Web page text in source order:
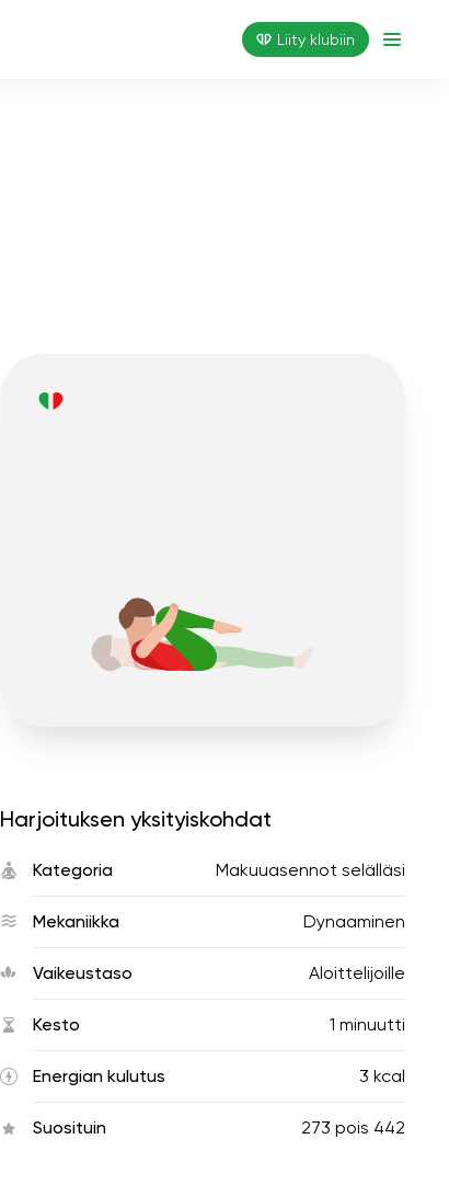
Liity klubiin
Harjoituksen yksityiskohdat
Kategoria Makuuasennot selälläsi
Mekaniikka Dynaaminen
Vaikeustaso Aloittelijoille
Kesto 1 minuutti
Energian kulutus 3 kcal
Suosituin 273 pois 442